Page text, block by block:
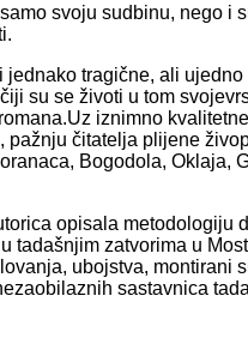
svoju sudbinu, nego i
tragične, ali
su se životi u tom
iznimno
čitatelja plijene
Bogodola, Oklaja,
opisala metodologiju
tadašnjim zatvorima u
ubojstva, montirani
sastavnica